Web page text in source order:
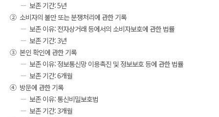
보존 기간: 5년
② 소비자의 불만 또는 분쟁처리에 관한 기록
보존 이유: 전자상거래 등에서의 소비자보호에 관한 법률
보존 기간: 3년
③ 본인 확인에 관한 기록
보존 이유: 정보통신망 이용촉진 및 정보보호 등에 관한 법률
보존 기간: 6개월
④ 방문에 관한 기록
보존 이유: 통신비밀보호법
보존 기간: 3개월